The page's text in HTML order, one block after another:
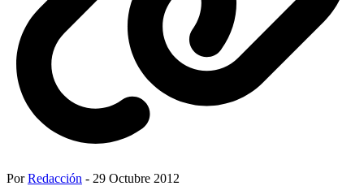
PorRedacción - 29 Octubre 2012